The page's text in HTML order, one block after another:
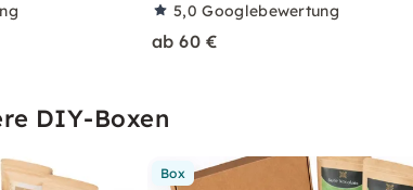
5,0Googlebewertung
ab 60 €
DIY-Boxen
Box